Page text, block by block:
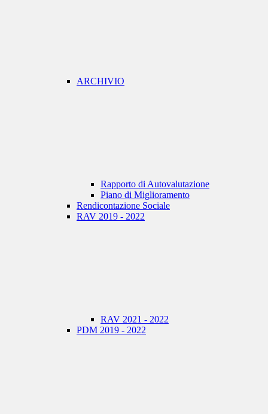
ARCHIVIO
Rapporto di Autovalutazione
Piano di Miglioramento
Rendicontazione Sociale
RAV 2019 - 2022
RAV 2021 - 2022
PDM 2019 - 2022